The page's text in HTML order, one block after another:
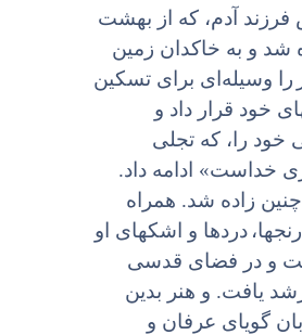
فرزند آدم، که از بهشت
شد و به خاکدان زمین
را وسیله‌ای براى تسکین
خود قرار داد و
خود را، که تجلى
خداست» ادامه داد.
چنین زاده شد. همراه
دردها و اشکهای او
و در فضاى قدسى
یافت. و هنر بدین
گویاى عرفان و